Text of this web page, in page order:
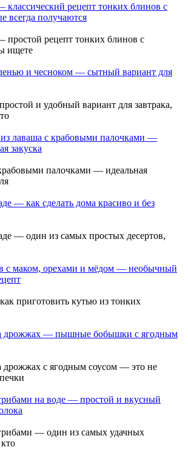
рецепт тонких блинов с
всегда получаются
рецепт тонких блинов с
ищете
и чесноком — сытный вариант для
и удобный вариант для завтрака,
лаваша с крабовыми палочками —
закуска
палочками — идеальная
— как сделать дома красиво и без
— один из самых простых десертов,
с маком, орехами и мёдом — необычный
приготовить кутью из тонких
дрожжах — пышные бобышки с ягодным
дрожжах с ягодным соусом — это не
на воде — простой и вкусный
— один из самых удачных